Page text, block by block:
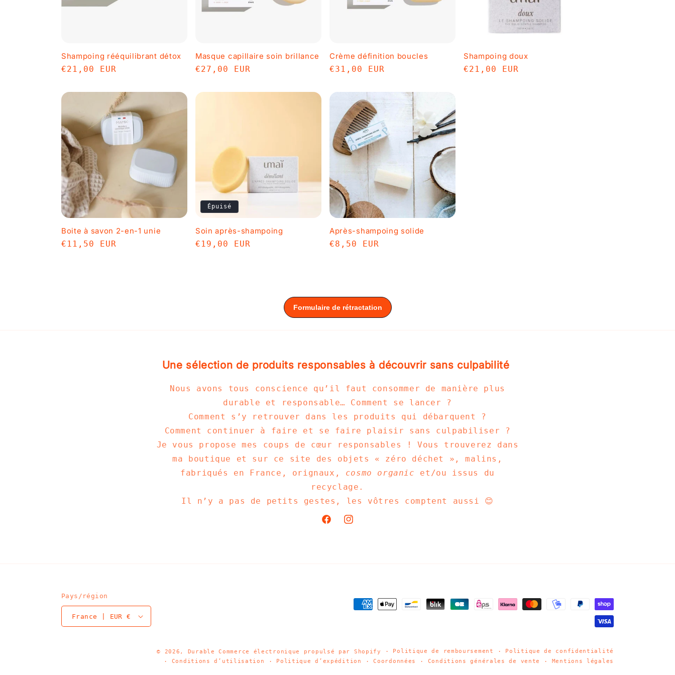
Shampoing rééquilibrant détox
Prix
€21,00 EUR
Masque capillaire soin brillance
Prix
€27,00 EUR
Crème définition boucles
Prix
€31,00 EUR
Shampoing doux
Prix
€21,00 EUR
Boite à savon 2-en-1 unie
Prix
€11,50 EUR
Épuisé
Soin après-shampoing
Prix
€19,00 EUR
Après-shampoing solide
Prix
€8,50 EUR
Une sélection de produits responsables à découvrir sans culpabilité
Nous avons tous conscience qu’il faut consommer de manière plus
durable et responsable… Comment se lancer ?
Comment s’y retrouver dans les produits qui débarquent ?
Comment continuer à faire et se faire plaisir sans culpabiliser ?
Je vous propose mes coups de cœur responsables ! Vous trouverez dans
ma boutique et sur ce site des objets « zéro déchet », malins,
fabriqués en France, orignaux, cosmo organic et/ou issus du
recyclage.
Il n’y a pas de petits gestes, les vôtres comptent aussi 😊
FacebookInstagram
Pays/région
France | EUR €
Moyens
© 2026, Durable Commerce électronique propulsé par Shopify Politique de remboursement
Politique de confidentialité
Conditions d’utilisation
Politique d’expédition Coordonnées Conditions générales de vente Mentions légales